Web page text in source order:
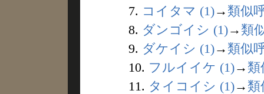
7. コイタマ (1)→ 類似
8. ダンゴイシ (1)→ 類
9. ダケイシ (1)→ 類似
10. フルイイケ (1)→ 類
11. タイコイシ (1)→ 類